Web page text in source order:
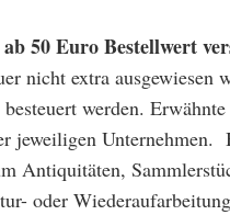
ab 50 Euro Bestellwert
nicht extra ausgewiesen
werden.
jeweiligen Unternehmen.
Antiquitäten,
oder